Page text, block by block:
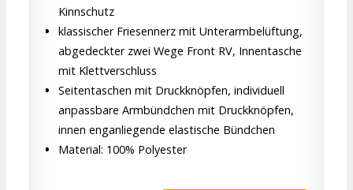
Kinnschutz
klassischer Friesennerz mit Unterarmbelüftung,
abgedeckter zwei Wege Front RV, Innentasche
mit Klettverschluss
Seitentaschen mit Druckknöpfen, individuell
anpassbare Armbündchen mit Druckknöpfen,
innen enganliegende elastische Bündchen
Material: 100% Polyester